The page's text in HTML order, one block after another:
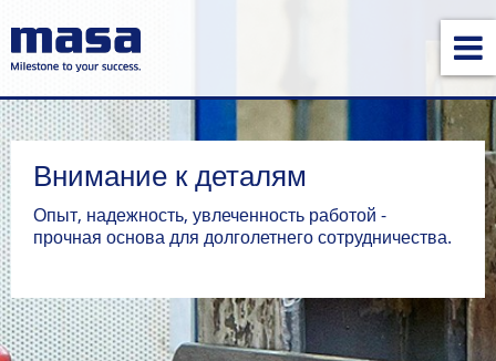
Внимание к деталям
Опыт, надежность, увлеченность работой -
прочная основа для долголетнего сотрудничества.